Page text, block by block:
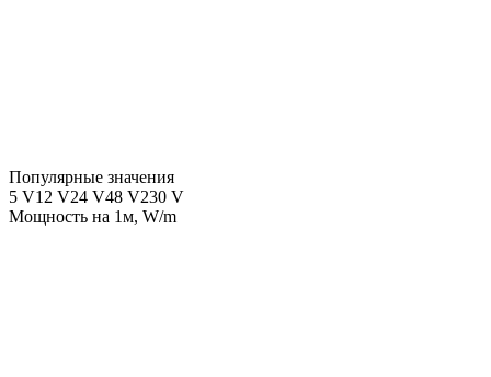
Популярные значения
5 V12 V24 V48 V230 V
Мощность на 1м, W/m